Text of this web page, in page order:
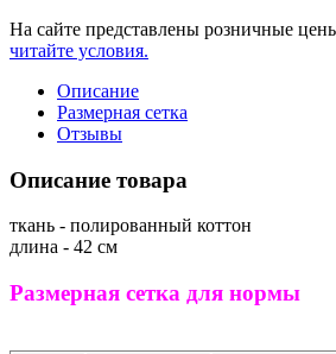
На сайте представлены розничные
читайте условия.
Описание
Размерная сетка
Отзывы
Описание товара
ткань - полированный коттон
длина - 42 см
Размерная сетка для нормы